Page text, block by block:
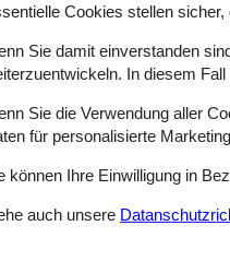
mit kamin thüringer wald
Cookies stellen
Sie damit einverstanden
In diesem
Sie die Verwendung aller
für personalisierte
können Ihre Einwilligung in
auch unsere